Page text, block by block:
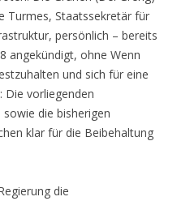
Turmes, Staatssekretär für
persönlich – bereits
angekündigt, ohne Wenn
und sich für eine
Die vorliegenden
die bisherigen
klar für die Beibehaltung
die